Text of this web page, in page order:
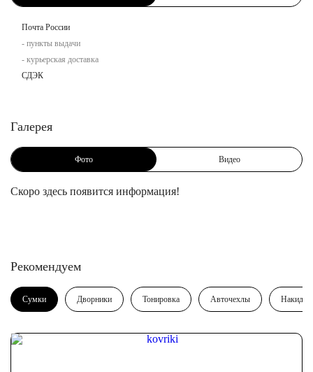
Почта России
- пункты выдачи
- курьерская доставка
СДЭК
Галерея
Фото Видео
Скоро здесь появится информация!
Рекомендуем
Сумки Дворники Тонировка Авточехлы Накидки